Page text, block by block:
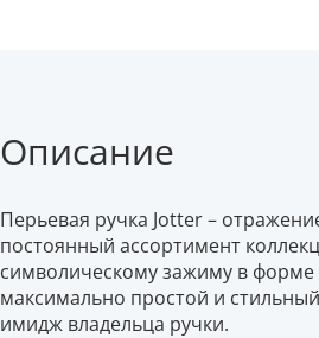
Описание
Перьевая ручка Jotter –
постоянный ассортимент
символическому зажиму в форме
максимально простой и
имидж владельца ручки.